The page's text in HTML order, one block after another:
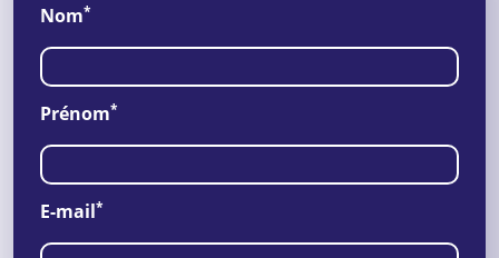
Nom*
Prénom*
E-mail*